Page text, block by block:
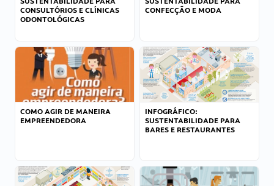
CONSULTÓRIOS E CLÍNICAS
ODONTOLÓGICAS
CONFECÇÃO E MODA
COMO AGIR DE MANEIRA
EMPREENDEDORA
INFOGRÁFICO:
SUSTENTABILIDADE PARA
BARES E RESTAURANTES